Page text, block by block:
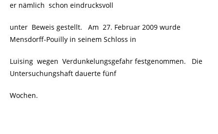
er nämlich schon eindrucksvoll
unter Beweis gestellt. Am 27. Februar 2009 wurde
Mensdorff-Pouilly in seinem Schloss in
Luising wegen Verdunkelungsgefahr festgenommen. Die
Untersuchungshaft dauerte fünf
Wochen.